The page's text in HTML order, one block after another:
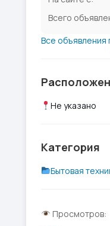
Всего
Все объявления
Не указано
Категория
Бытовая
Просмотров: